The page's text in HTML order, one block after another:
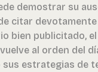
demostrar su
citar
bien publicitado,
al orden del
sus estrategias de